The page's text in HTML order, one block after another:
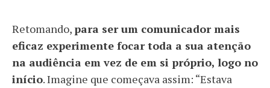
Retomando, para ser um comunicador mais
eficaz experimente focar toda a sua atenção
na audiência em vez de em si próprio, logo no
início. Imagine que começava assim: “Estava